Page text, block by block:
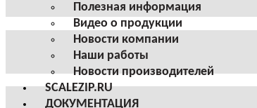
Полезная информация
Видео о продукции
Новости компании
Наши работы
Новости производителей
SCALEZIP.RU
ДОКУМЕНТАЦИЯ